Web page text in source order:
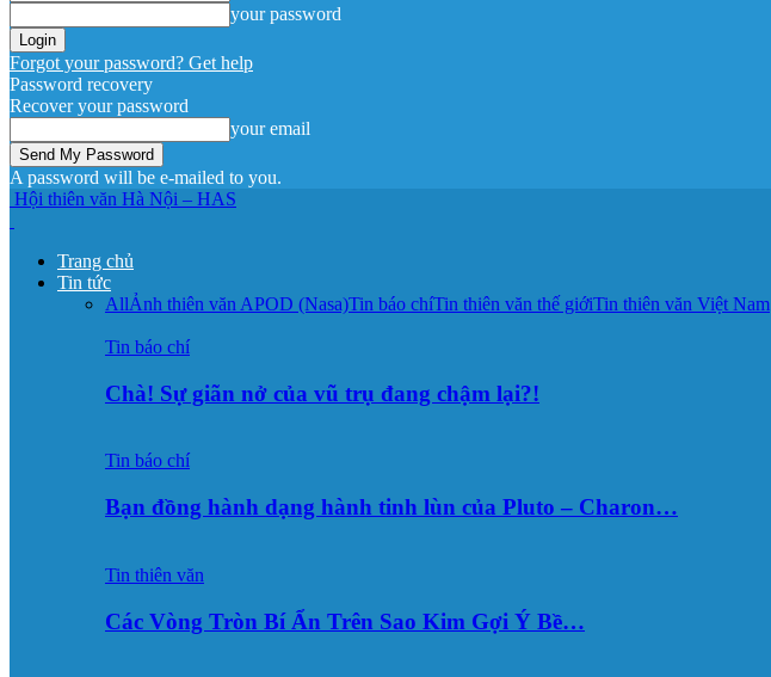
your password
Forgot your password? Get help
Password recovery
Recover your password
your email
A password will be e-mailed to you.
Hội thiên văn Hà Nội – HAS
Trang chủ
Tin tức
AllẢnh thiên văn APOD (Nasa)Tin báo chíTin thiên văn thế giớiTin thiên văn Việt Nam
Tin báo chí
Chà! Sự giãn nở của vũ trụ đang chậm lại?!
Tin báo chí
Bạn đồng hành dạng hành tinh lùn của Pluto – Charon…
Tin thiên văn
Các Vòng Tròn Bí Ẩn Trên Sao Kim Gợi Ý Bề…